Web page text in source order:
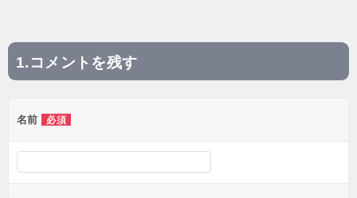
投
ナ
ビ
コメントを残す
名前 必須